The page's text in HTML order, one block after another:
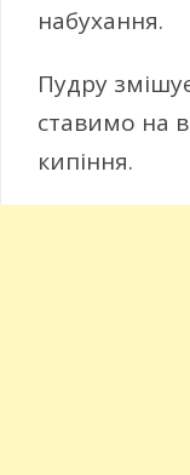
набухання.
Пудру
ставимо на
кипіння.